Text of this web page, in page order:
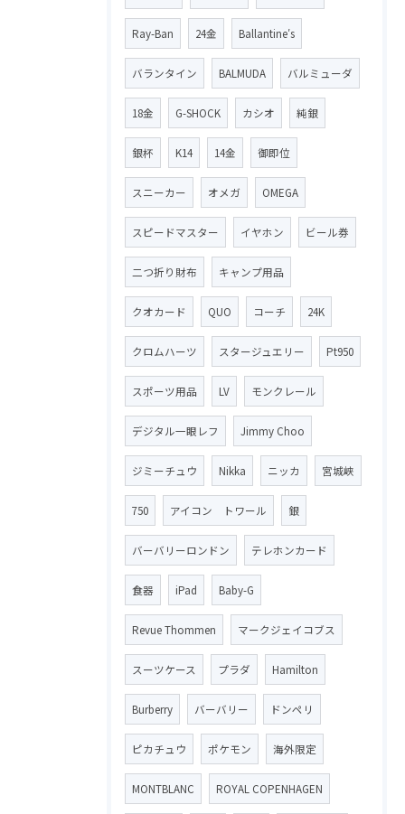
Ray-Ban 24金 Ballantine′s
バランタイン BALMUDA バルミューダ
18金 G-SHOCK カシオ 純銀
銀杯 K14 14金 御即位
スニーカー オメガ OMEGA
スピードマスター イヤホン ビール券
二つ折り財布 キャンプ用品
クオカード QUO コーチ 24K
クロムハーツ スタージュエリー Pt950
スポーツ用品 LV モンクレール
デジタル一眼レフ Jimmy Choo
ジミーチュウ Nikka ニッカ 宮城峡
750 アイコン トワール 銀
バーバリーロンドン テレホンカード
食器 iPad Baby-G
Revue Thommen マークジェイコブス
スーツケース プラダ Hamilton
Burberry バーバリー ドンペリ
ピカチュウ ポケモン 海外限定
MONTBLANC ROYAL COPENHAGEN